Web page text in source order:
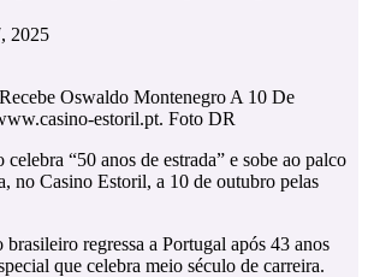
2025
Oswaldo Montenegro A 10 De
estoril.pt. Foto DR
“50 anos de estrada” e sobe ao palco
no Casino Estoril, a 10 de outubro pelas
regressa a Portugal após 43 anos
que celebra meio século de carreira.